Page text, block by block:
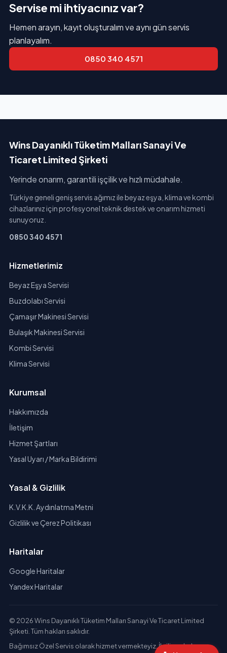
Servise mi ihtiyacınız var?
Hemen arayın, kayıt oluşturalım ve aynı gün servis
planlayalım.
0850 340 4571
Wins Dayanıklı Tüketim Malları Sanayi Ve
Ticaret Limited Şirketi
Yerinde onarım, garantili işçilik ve hızlı müdahale.
Türkiye geneli geniş servis ağımız ile beyaz eşya, klima ve kombi
cihazlarınız için profesyonel teknik destek ve onarım hizmeti
sunuyoruz.
0850 340 4571
Hizmetlerimiz
Beyaz Eşya Servisi
Buzdolabı Servisi
Çamaşır Makinesi Servisi
Bulaşık Makinesi Servisi
Kombi Servisi
Klima Servisi
Kurumsal
Hakkımızda
İletişim
Hizmet Şartları
Yasal Uyarı / Marka Bildirimi
Yasal & Gizlilik
K.V.K.K. Aydınlatma Metni
Gizlilik ve Çerez Politikası
Haritalar
Google Haritalar
Yandex Haritalar
© 2026 Wins Dayanıklı Tüketim Malları Sanayi Ve Ticaret Limited
Şirketi. Tüm hakları saklıdır.
Bağımsız Özel Servis olarak hizmet vermekteyiz. İlgili markaların